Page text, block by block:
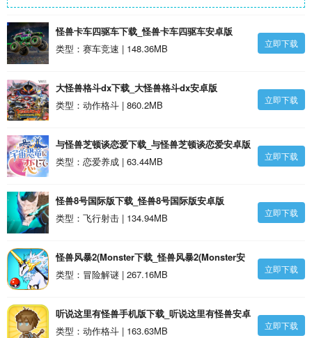
怪兽卡车四驱车下载_怪兽卡车四驱车安卓版
类型：赛车竞速 | 148.36MB
立即下载
大怪兽格斗dx下载_大怪兽格斗dx安卓版
类型：动作格斗 | 860.2MB
立即下载
与怪兽芝顿谈恋爱下载_与怪兽芝顿谈恋爱安卓版
类型：恋爱养成 | 63.44MB
立即下载
怪兽8号国际版下载_怪兽8号国际版安卓版
类型：飞行射击 | 134.94MB
立即下载
怪兽风暴2(Monster下载_怪兽风暴2(Monster安
卓版
类型：冒险解谜 | 267.16MB 立即下载
听说这里有怪兽手机版下载_听说这里有怪兽安卓
版
类型：动作格斗 | 163.63MB 立即下载